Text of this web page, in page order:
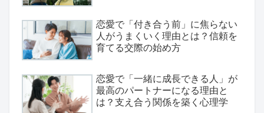
恋愛で「付き合う前」に焦らない
人がうまくいく理由とは？信頼を
育てる交際の始め方
恋愛で「一緒に成長できる人」が
最高のパートナーになる理由と
は？支え合う関係を築く心理学